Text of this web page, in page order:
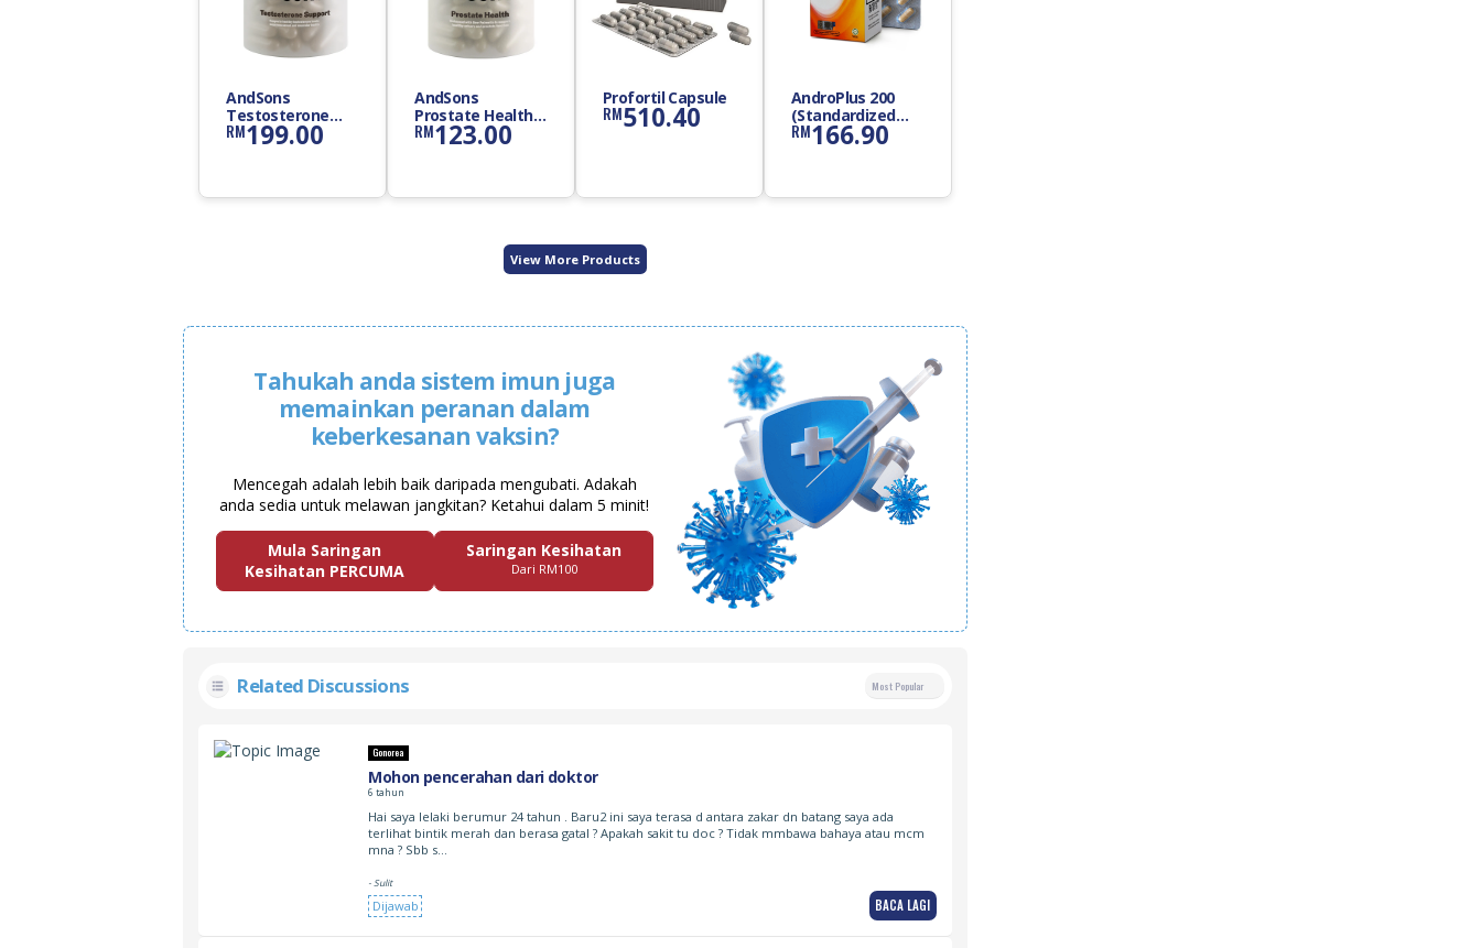
AndSons
Testosterone
Support
Supplement
RM199.00
AndSons
Prostate Health
Supplement
Capsule
RM123.00
Profortil Capsule
RM510.40
AndroPlus 200
(Standardized
Tongkat Ali
Extract) Capsule
RM166.90
View More Products
Tahukah anda sistem imun juga
memainkan peranan dalam
keberkesanan vaksin?
Mencegah adalah lebih baik daripada mengubati. Adakah
anda sedia untuk melawan jangkitan? Ketahui dalam 5 minit!
Mula Saringan
Kesihatan PERCUMA
Saringan Kesihatan
Dari RM100
Related Discussions Most Popular
Gonorea
Mohon pencerahan dari doktor
6 tahun
Hai saya lelaki berumur 24 tahun . Baru2 ini saya terasa d antara zakar dn batang saya ada
terlihat bintik merah dan berasa gatal ? Apakah sakit tu doc ? Tidak mmbawa bahaya atau mcm
mna ? Sbb s…
- Sulit
Dijawab BACA LAGI